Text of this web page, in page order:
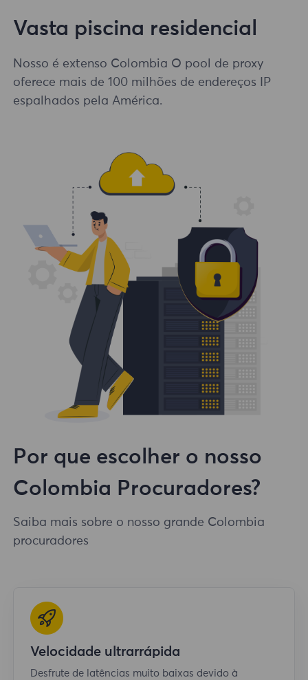
Vasta piscina residencial
Nosso é extenso Colombia O pool de proxy
oferece mais de 100 milhões de endereços IP
espalhados pela América.
Por que escolher o nosso
Colombia Procuradores?
Saiba mais sobre o nosso grande Colombia
procuradores
Velocidade ultrarrápida
Desfrute de latências muito baixas devido à